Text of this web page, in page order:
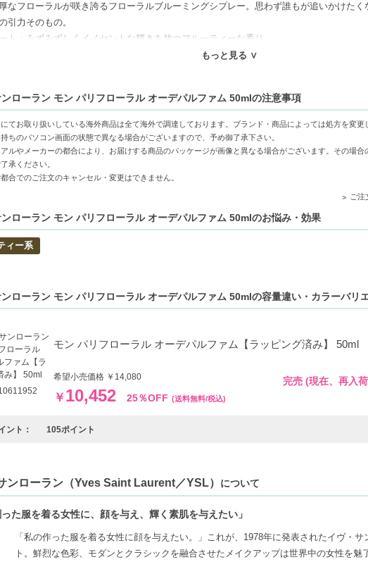
なフローラルが咲き誇るフローラルブルーミングシプレー。思わず誰もが追いかけた
引力そのもの。
ト：みずみずしくイノセントな輝きを放つフルーティーな香り
のでご了承の程お願い申し上げます。
】
もっと見る ∨
ローラン モン パリフローラル オーデパルファム 50mlの注意事項
てお取り扱いしている海外商品は全て海外で調達しております。ブランド・商品によっては処方を変
ちのパソコン画面の状態で異なる場合がございますので、予め御了承下さい。
ルやメーカーの都合により、お届けする商品のパッケージが画像と異なる場合がございます。その場合
承ください。
合でのご注文のキャンセル・変更はできません。
ご注
ローラン モン パリフローラル オーデパルファム 50mlのお悩み・効果
ィー系
ローラン モン パリフローラル オーデパルファム 50mlの容量違い・カラーバリ
モン パリフローラル オーデパルファム【ラッピング済み】 50ml
希望小売価格 ￥14,080
￥ 10,452 25％OFF (送料無料/税込)
完売 (現在、再入
ント： 105ポイント
ンローラン（Yves Saint Laurent／YSL） について
った服を着る女性に、顔を与え、輝く素肌を与えたい」
「私の作った服を着る女性に顔を与えたい。」これが、1978年に発表されたイヴ・
ト。鮮烈な色彩、モダンとクラシックを融合させたメイクアップは世界中の女性を魅